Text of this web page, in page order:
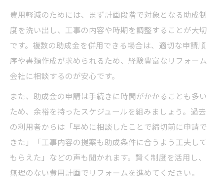
費用軽減のためには、まず計画段階で対象となる助成制
度を洗い出し、工事の内容や時期を調整することが大切
です。複数の助成金を併用できる場合は、適切な申請順
序や書類作成が求められるため、経験豊富なリフォーム
会社に相談するのが安心です。
また、助成金の申請は手続きに時間がかかることも多い
ため、余裕を持ったスケジュールを組みましょう。過去
の利用者からは「早めに相談したことで締切前に申請で
きた」「工事内容の提案も助成条件に合うよう工夫して
もらえた」などの声も聞かれます。賢く制度を活用し、
無理のない費用計画でリフォームを進めてください。